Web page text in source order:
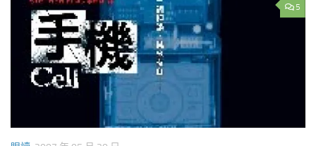
5